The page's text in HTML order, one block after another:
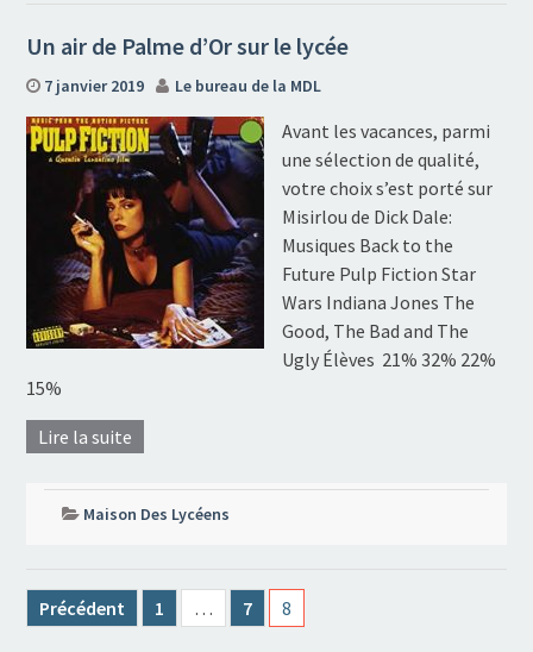
Un air de Palme d’Or sur le lycée
7 janvier 2019 Le bureau de la MDL
Avant les vacances, parmi
une sélection de qualité,
votre choix s’est porté sur
Misirlou de Dick Dale:
Musiques Back to the
Future Pulp Fiction Star
Wars Indiana Jones The
Good, The Bad and The
Ugly Élèves 21% 32% 22%
15%
Lire la suite
Maison Des Lycéens
Pagination
des
Précédent 1 … 7 8